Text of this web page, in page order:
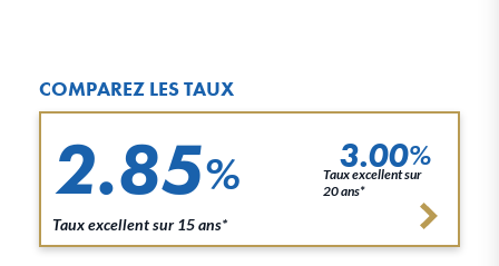
COMPAREZ LES TAUX
2.85%
Taux excellent sur 15 ans*
3.00%
Taux excellent sur
20 ans*